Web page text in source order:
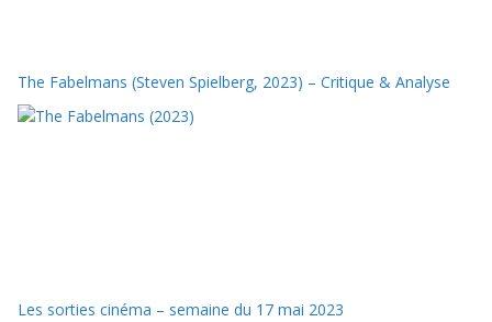
The Fabelmans (Steven Spielberg, 2023) – Critique & Analyse
Les sorties cinéma – semaine du 17 mai 2023